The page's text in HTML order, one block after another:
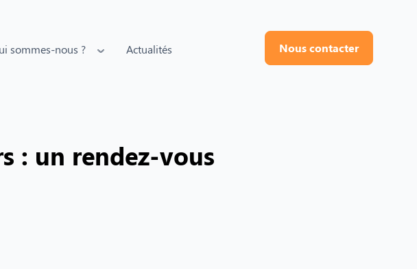
sommes-nous ? Actualités Nous contacter
: un rendez-vous